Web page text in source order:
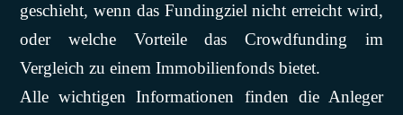
geschieht, wenn das Fundingziel nicht erreicht wird,
oder welche Vorteile das Crowdfunding im
Vergleich zu einem Immobilienfonds bietet.
Alle wichtigen Informationen finden die Anleger